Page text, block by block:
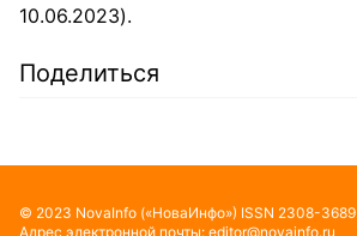
10.06.2023).
Поделиться
© 2023 NovaInfo («НоваИнфо») ISSN 2308-3689
Адрес электронной почты: editor@novainfo.ru